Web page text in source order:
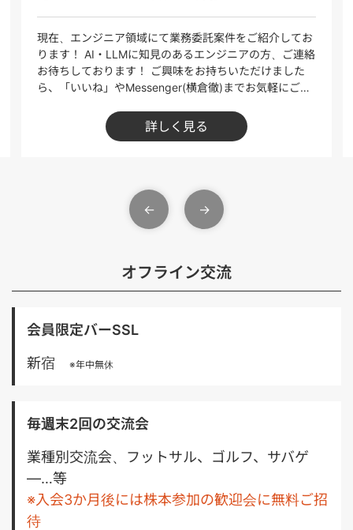
現在、エンジニア領域にて業務委託案件をご紹介してお
ります！ AI・LLMに知見のあるエンジニアの方、ご連絡
お待ちしております！ ご興味をお持ちいただけました
ら、「いいね」やMessenger(横倉徹)までお気軽にご連
提案可能です。ぜひご相談ください！ ＝＝＝＝＝＝＝＝
＝＝＝＝＝＝＝＝ 【生成AIエンジニア募集！（LLM・AI
■【勤務地】フルリモート可 ■具体業務 ・生成AIを活
用した不動産DXプロジェクトの企画・実装 ・複数モデ
ル（LLM等）の検証・精度比較 ・Webアプリケーショ
技術スタック ・フロントエンド：TypeScript / React.js
CDKTF ・AI関連：AI SDK / LangChain / LangGraph ほ
か ・ツール：Slack / Notion / GitHub / Google
Webサービス構築経験 ・LLMを用いたチャットボット
ブラリ使用経験 ・コンピュータサイエンス基礎を活用し
た問題解決力 ■歓迎スキル・経験 ・機械学習／自然言
語処理／画像認識の知識または実務経験 ・機械学習モデ
ルの設計・実装経験 ・確率・統計の基礎知識 ・不動産
ドメインの知見や取引経験 ・アジャイル／スクラム開発
経験 ＝＝＝＝＝＝＝＝＝＝＝＝＝＝＝＝
詳しく見る
オフライン交流
会員限定バーSSL
新宿
※年中無休
毎週末2回の交流会
業種別交流会、フットサル、ゴルフ、サバゲ
―…等
※入会3か月後には株本参加の歓迎会に無料ご招
待